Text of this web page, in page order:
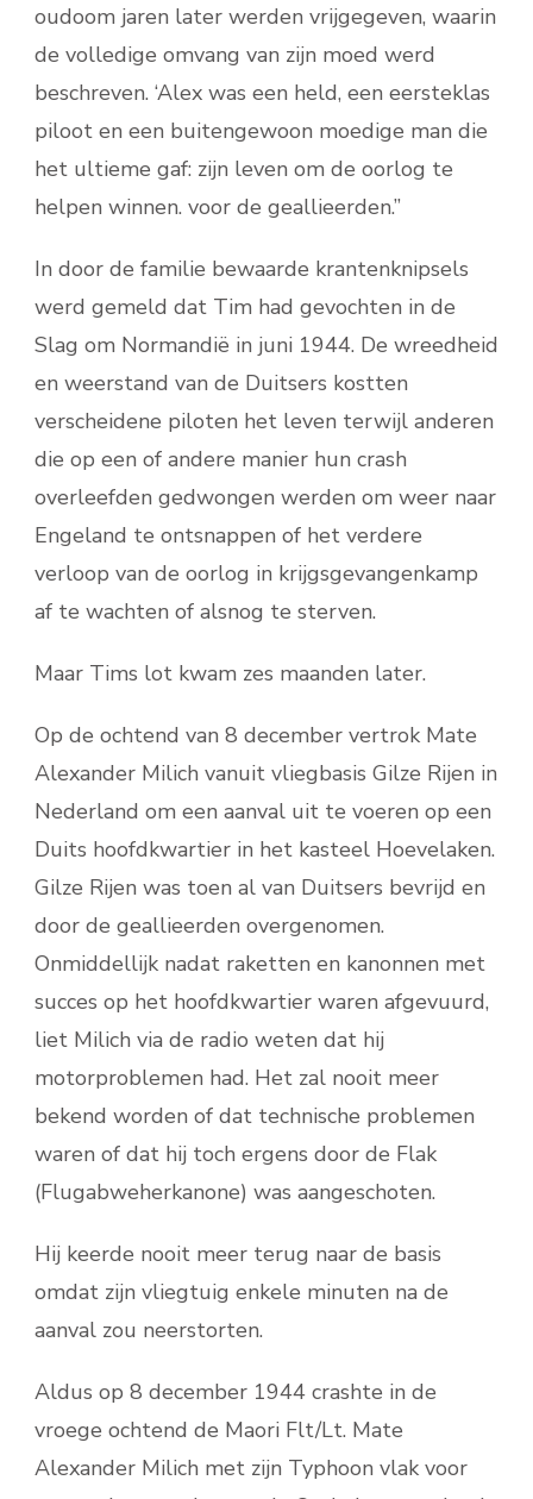
oudoom jaren later werden vrijgegeven, waarin
de volledige omvang van zijn moed werd
beschreven. ‘Alex was een held, een eersteklas
piloot en een buitengewoon moedige man die
het ultieme gaf: zijn leven om de oorlog te
helpen winnen. voor de geallieerden.”
In door de familie bewaarde krantenknipsels
werd gemeld dat Tim had gevochten in de
Slag om Normandië in juni 1944. De wreedheid
en weerstand van de Duitsers kostten
verscheidene piloten het leven terwijl anderen
die op een of andere manier hun crash
overleefden gedwongen werden om weer naar
Engeland te ontsnappen of het verdere
verloop van de oorlog in krijgsgevangenkamp
af te wachten of alsnog te sterven.
Maar Tims lot kwam zes maanden later.
Op de ochtend van 8 december vertrok Mate
Alexander Milich vanuit vliegbasis Gilze Rijen in
Nederland om een ​​aanval uit te voeren op een
Duits hoofdkwartier in het kasteel Hoevelaken.
Gilze Rijen was toen al van Duitsers bevrijd en
door de geallieerden overgenomen.
Onmiddellijk nadat raketten en kanonnen met
succes op het hoofdkwartier waren afgevuurd,
liet Milich via de radio weten dat hij
motorproblemen had. Het zal nooit meer
bekend worden of dat technische problemen
waren of dat hij toch ergens door de Flak
(Flugabweherkanone) was aangeschoten.
Hij keerde nooit meer terug naar de basis
omdat zijn vliegtuig enkele minuten na de
aanval zou neerstorten.
Aldus op 8 december 1944 crashte in de
vroege ochtend de Maori Flt/Lt. Mate
Alexander Milich met zijn Typhoon vlak voor